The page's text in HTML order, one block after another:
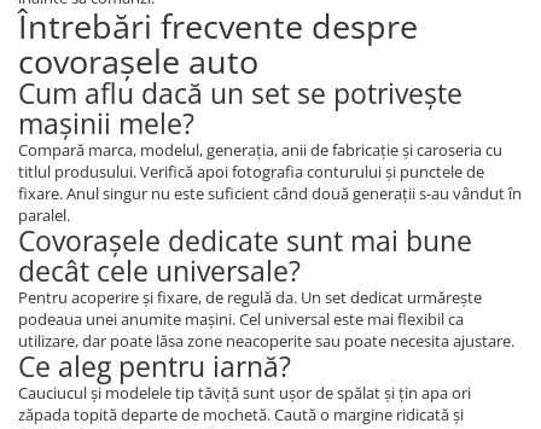
Întrebări frecvente despre
covorașele auto
Cum aflu dacă un set se potrivește
mașinii mele?
Compară marca, modelul, generația, anii de fabricație și caroseria cu
titlul produsului. Verifică apoi fotografia conturului și punctele de
fixare. Anul singur nu este suficient când două generații s-au vândut în
paralel.
Covorașele dedicate sunt mai bune
decât cele universale?
Pentru acoperire și fixare, de regulă da. Un set dedicat urmărește
podeaua unei anumite mașini. Cel universal este mai flexibil ca
utilizare, dar poate lăsa zone neacoperite sau poate necesita ajustare.
Ce aleg pentru iarnă?
Cauciucul și modelele tip tăviță sunt ușor de spălat și țin apa ori
zăpada topită departe de mochetă. Caută o margine ridicată și